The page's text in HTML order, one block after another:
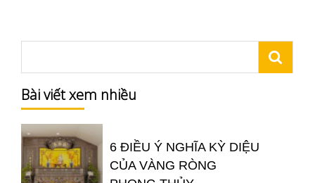
Bài viết xem nhiều
6 ĐIỀU Ý NGHĨA KỲ DIỆU
CỦA VÀNG RÒNG